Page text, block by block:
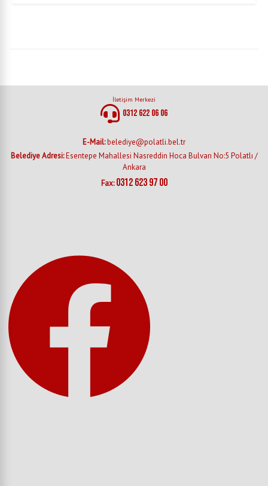
İletişim Merkezi
0312 622 06 06
E-Mail:belediye@polatli.bel.tr
Belediye Adresi:Esentepe Mahallesi Nasreddin Hoca Bulvarı No:5 Polatlı /
Ankara
Fax:0312 623 97 00